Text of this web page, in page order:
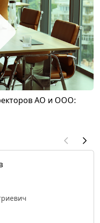
АО и ООО: